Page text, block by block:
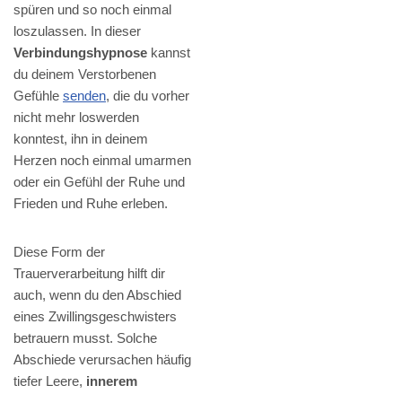
spüren und so noch einmal
loszulassen. In dieser
Verbindungshypnose kannst
du deinem Verstorbenen
Gefühle senden, die du vorher
nicht mehr loswerden
konntest, ihn in deinem
Herzen noch einmal umarmen
oder ein Gefühl der Ruhe und
Frieden und Ruhe erleben.
Diese Form der
Trauerverarbeitung hilft dir
auch, wenn du den Abschied
eines Zwillingsgeschwisters
betrauern musst. Solche
Abschiede verursachen häufig
tiefer Leere, innerem